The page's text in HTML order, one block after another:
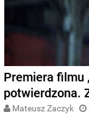
Premiera filmu
potwierdzona.
Mateusz Zaczyk